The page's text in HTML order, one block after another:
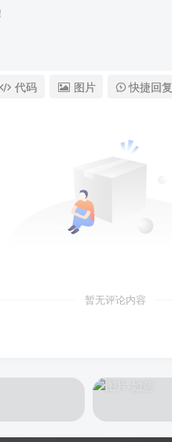
代码 图片 快捷回复
暂无评论内容